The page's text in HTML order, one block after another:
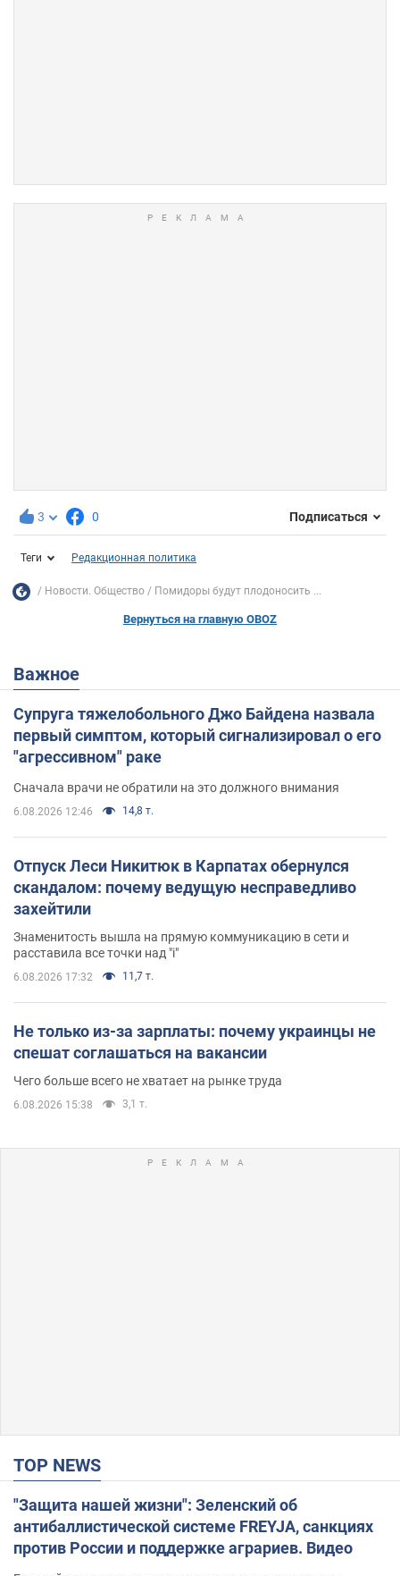
3 0 Подписаться
Теги Редакционная политика
Новости. Общество Помидоры будут плодоносить ...
Вернуться на главную OBOZ
Важное
Супруга тяжелобольного Джо Байдена назвала
первый симптом, который сигнализировал о его
"агрессивном" раке
Сначала врачи не обратили на это должного внимания
6.08.2026 12:46 14,8 т.
Отпуск Леси Никитюк в Карпатах обернулся
скандалом: почему ведущую несправедливо
захейтили
Знаменитость вышла на прямую коммуникацию в сети и
расставила все точки над "i"
6.08.2026 17:32 11,7 т.
Не только из-за зарплаты: почему украинцы не
спешат соглашаться на вакансии
Чего больше всего не хватает на рынке труда
6.08.2026 15:38 3,1 т.
TOP NEWS
"Защита нашей жизни": Зеленский об
антибаллистической системе FREYJA, санкциях
против России и поддержке аграриев. Видео